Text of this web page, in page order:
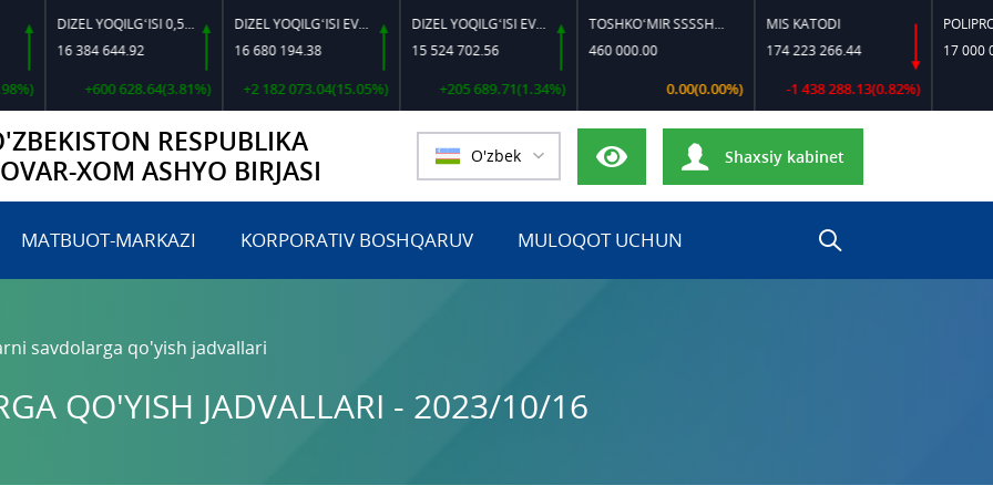
DIZEL YOQILG‘ISI 0,5-40
16 384 644.92
+600 628.64(3.81%)
DIZEL YOQILG‘ISI EVRO L-K-4
16 680 194.38
+2 182 073.04(15.05%)
DIZEL YOQILG‘ISI EVRO-L II K-4 SSDF
15 524 702.56
+205 689.71(1.34%)
TOSHKO‘MIR SSSSH-13
460 000.00
0.00(0.00%)
MIS KATODI
174 223 266.44
-1 438 288.13(0.82%)
17 000
RESPUBLIKA
XOM ASHYO BIRJASI
O'zbek Shaxsiy kabinet
MATBUOT-MARKAZI KORPORATIV BOSHQARUV MULOQOT UCHUN
savdolarga qo'yish jadvallari
QO'YISH JADVALLARI - 2023/10/16